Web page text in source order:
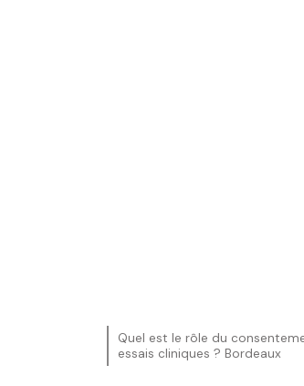
Quel est le rôle du
essais cliniques ? Bordeaux